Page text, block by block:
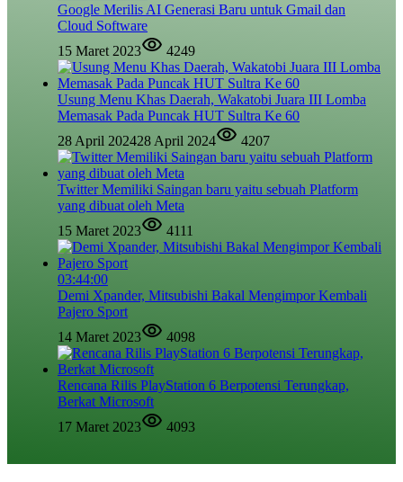
Google Merilis AI Generasi Baru untuk Gmail dan
Cloud Software
15 Maret 2023
4249
Usung Menu Khas Daerah, Wakatobi Juara III Lomba
Memasak Pada Puncak HUT Sultra Ke 60
28 April 202428 April 2024 4207
Twitter Memiliki Saingan baru yaitu sebuah Platform
yang dibuat oleh Meta
15 Maret 2023
4111
03:44:00
Demi Xpander, Mitsubishi Bakal Mengimpor Kembali
Pajero Sport
14 Maret 2023
4098
Rencana Rilis PlayStation 6 Berpotensi Terungkap,
Berkat Microsoft
17 Maret 2023
4093